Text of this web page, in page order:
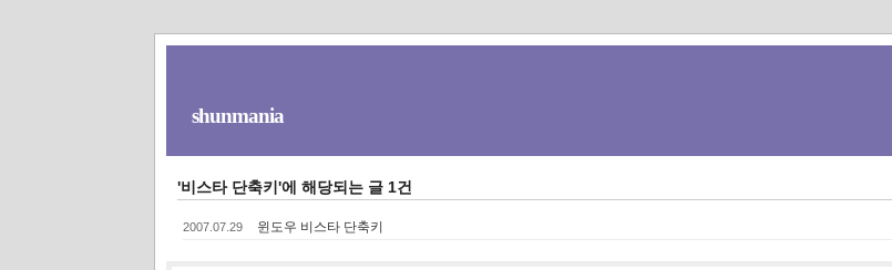
shunmania
'비스타 단축키'에 해당되는 글 1건
2007.07.29 윈도우 비스타 단축키